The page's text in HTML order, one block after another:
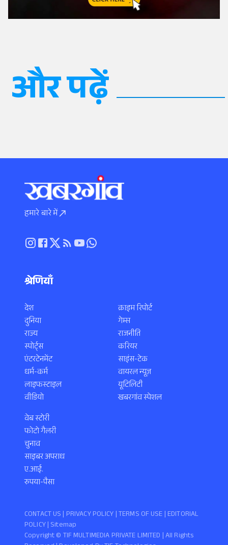
और पढ़ें
हमारे बारे में
श्रेणियाँ
देश
दुनिया
राज्य
स्पोर्ट्स
एंटरटेनमेंट
धर्म-कर्म
लाइफस्टाइल
वीडियो
क्राइम रिपोर्ट
गेम्स
राजनीति
करियर
साइंस-टेक
वायरल न्यूज़
यूटिलिटी
खबरगांव स्पेशल
वेब स्टोरी
फोटो गैलरी
चुनाव
साइबर अपराध
ए.आई.
रुपया-पैसा
Copyright ©️ TIF MULTIMEDIA PRIVATE LIMITED | All Rights
CONTACT US | PRIVACY POLICY |TERMS OF USE | EDITORIAL
POLICY| Sitemap